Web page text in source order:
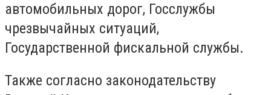
автомобильных дорог, Госслужбы
чрезвычайных ситуаций,
Государственной фискальной службы.
Также согласно законодательству